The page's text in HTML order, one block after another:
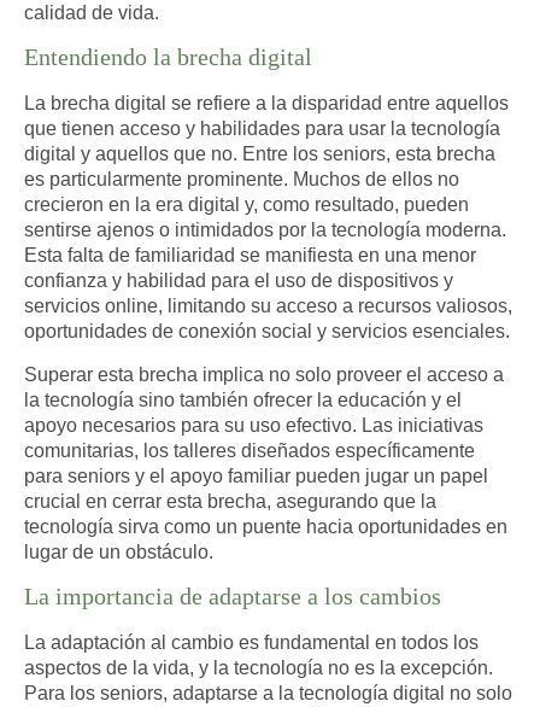
calidad de vida.
Entendiendo la brecha digital
La brecha digital se refiere a la disparidad entre aquellos
que tienen acceso y habilidades para usar la tecnología
digital y aquellos que no. Entre los seniors, esta brecha
es particularmente prominente. Muchos de ellos no
crecieron en la era digital y, como resultado, pueden
sentirse ajenos o intimidados por la tecnología moderna.
Esta falta de familiaridad se manifiesta en una menor
confianza y habilidad para el uso de dispositivos y
servicios online, limitando su acceso a recursos valiosos,
oportunidades de conexión social y servicios esenciales.
Superar esta brecha implica no solo proveer el acceso a
la tecnología sino también ofrecer la educación y el
apoyo necesarios para su uso efectivo. Las iniciativas
comunitarias, los talleres diseñados específicamente
para seniors y el apoyo familiar pueden jugar un papel
crucial en cerrar esta brecha, asegurando que la
tecnología sirva como un puente hacia oportunidades en
lugar de un obstáculo.
La importancia de adaptarse a los cambios
La adaptación al cambio es fundamental en todos los
aspectos de la vida, y la tecnología no es la excepción.
Para los seniors, adaptarse a la tecnología digital no solo